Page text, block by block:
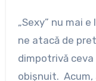
„Sexy” nu mai
ne atacă de
dimpotrivă
obişnuit.